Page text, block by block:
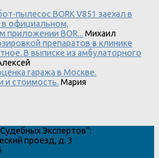
пылесос BORK V851 заехал в
в официальном,
приложении BOR... Михаил
препаратов в клинике
В выписке из амбулаторного
гаража в Москве.
и стоимость. Мария
Экспертов":
проезд, д. 3